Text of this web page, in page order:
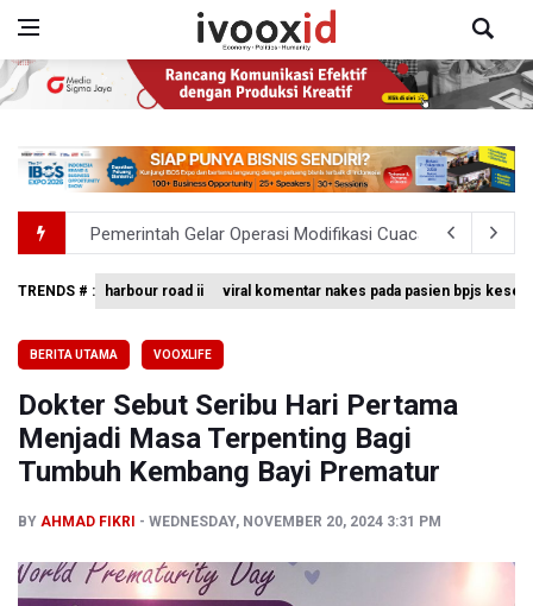
Pemerintah Gelar Operasi Modifikasi Cuaca Percepat
Swiss-Belcourt Bogor Hadirkan Promo "Merdeka
Polisi Selidiki Temuan Senjata Api di Yayasan Sekolah
995 Senjata Api Ditemukan di Sekolah Swasta di
TRENDS # : harbour road ii viral komentar nakes pada pasien bpjs
BERITA UTAMA VOOXLIFE
Dokter Sebut Seribu Hari Pertama
Menjadi Masa Terpenting Bagi
Tumbuh Kembang Bayi Prematur
BY AHMAD FIKRI WEDNESDAY, NOVEMBER 20, 2024 3:31 PM